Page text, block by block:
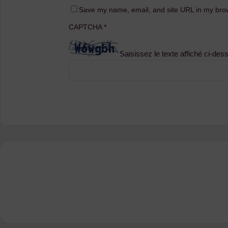
Save my name, email, and site URL in my
CAPTCHA*
Saisissez le texte affiché ci-